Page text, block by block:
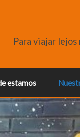
Para viajar
estamos